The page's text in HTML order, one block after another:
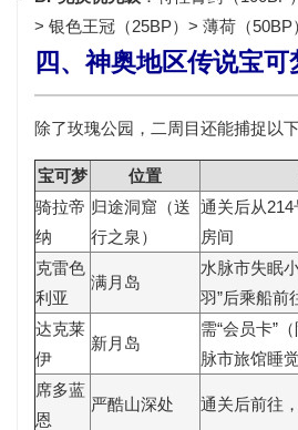
> 银色王冠（25BP）> 薄荷（50BP
四、神奥地区传说宝可
除了玫瑰公园，二周目还能捕捉以
宝可梦 位置
骑拉帝
纳
归途洞窟（送
行之泉）
通关后从
房间
克雷色
利亚
满月岛
水脉市失眠
羽”后乘船前
达克莱
伊
新月岛
需“会员卡”
脉市旅馆睡
席多蓝
恩
严酷山深处 通关后前往